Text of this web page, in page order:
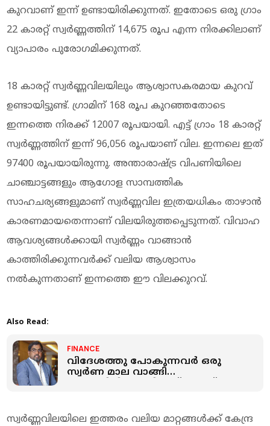
കുറവാണ് ഇന്ന് ഉണ്ടായിരിക്കുന്നത്. ഇതോടെ ഒരു ഗ്രാം
22 കാരറ്റ് സ്വർണ്ണത്തിന് 14,675 രൂപ എന്ന നിരക്കിലാണ്
വ്യാപാരം പുരോഗമിക്കുന്നത്.
18 കാരറ്റ് സ്വർണ്ണവിലയിലും ആശ്വാസകരമായ കുറവ്
ഉണ്ടായിട്ടുണ്ട്. ഗ്രാമിന് 168 രൂപ കുറഞ്ഞതോടെ
ഇന്നത്തെ നിരക്ക് 12007 രൂപയായി. എട്ട് ഗ്രാം 18 കാരറ്റ്
സ്വർണ്ണത്തിന് ഇന്ന് 96,056 രൂപയാണ് വില. ഇന്നലെ ഇത്
97400 രൂപയായിരുന്നു. അന്താരാഷ്ട്ര വിപണിയിലെ
ചാഞ്ചാട്ടങ്ങളും ആഗോള സാമ്പത്തിക
സാഹചര്യങ്ങളുമാണ് സ്വർണ്ണവില ഇത്രയധികം താഴാൻ
കാരണമായതെന്നാണ് വിലയിരുത്തപ്പെടുന്നത്. വിവാഹ
ആവശ്യങ്ങൾക്കായി സ്വർണ്ണം വാങ്ങാൻ
കാത്തിരിക്കുന്നവർക്ക് വലിയ ആശ്വാസം
നൽകുന്നതാണ് ഇന്നത്തെ ഈ വിലക്കുറവ്.
Also Read:
FINANCE
വിദേശത്തു പോകുന്നവർ ഒരു
സ്വർണ മാല വാങ്ങി
സ്വർണ്ണവിലയിലെ ഇത്തരം വലിയ മാറ്റങ്ങൾക്ക് കേന്ദ്ര